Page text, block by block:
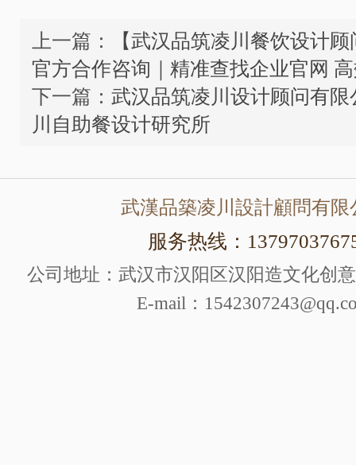
上一篇：
【武汉品筑凌川餐饮设计
官方合作咨询｜精准查找企业官网
下一篇： 武汉品筑凌川设计顾问有
川自助餐设计研究所
武漢品築凌川設計顧問有限
服务热线：
公司地址：武汉市汉阳区汉阳造文化创
E-mail：